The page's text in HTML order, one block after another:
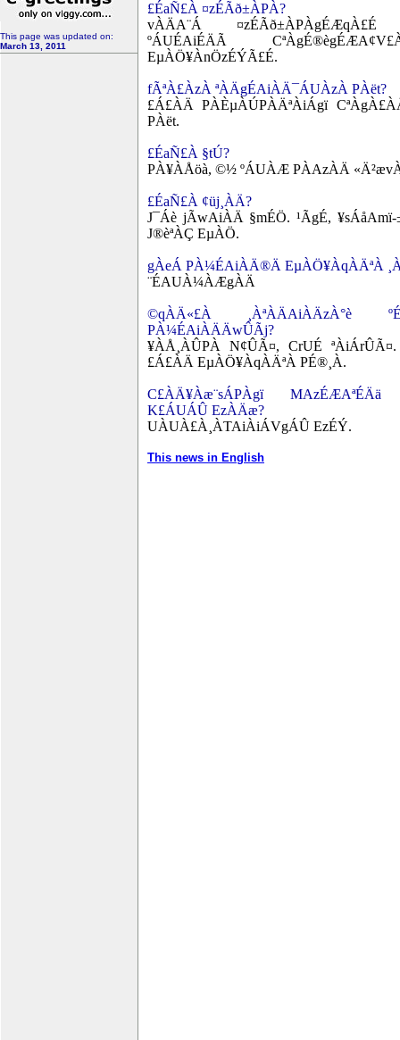
This page was updated on:
March 13, 2011
£ÉaÑ£À ¤zÉÃð±ÀPÀ?
vÀÄA¨Á ¤zÉÃð±ÀPÀgÉÆqÀ£É
ºÁUÉAiÉÄÃ
EµÀÖ¥ÀnÖzÉÝÃ£É.
fÃªÀ£ÀzÀ ªÀÄgÉAiÀÄ¯ÁUÀzÀ PÀët?
£Á£ÀÄ PÀÈµÀÚPÀÄªÀiÁgï
PÀët.
£ÉaÑ£À §tÚ?
PÀ¥ÀÅöà, ©½ ºÁUÀÆ PÀAzÀÄ
£ÉaÑ£À ¢üj¸ÀÄ?
J¯Áè jÃwAiÀÄ §mÉÖ. ¹ÃgÉ,
J®èªÀÇ EµÀÖ.
gÀeÁ PÀ¼ÉAiÀÄ®Ä EµÀÖ¥ÀqÀÄªÀ
¨ÉAUÀ¼ÀÆgÀÄ
©qÀÄ«£À ¸ÀªÀÄAiÀÄzÀ°è
PÀ¼ÉAiÀÄÄwÛÃj?
¥ÀÅ¸ÀÛPÀ N¢ÛÃ¤, CrUÉ
£Á£ÀÄ EµÀÖ¥ÀqÀÄªÀ PÉ®¸À.
C£ÀÄ¥Àæ¨sÁPÀgï MAzÉÆAªÉÄä
K£ÁUÁÛ EzÀÄæ?
UÀUÀ£À¸ÀTAiÀiÁVgÁÛ EzÉÝ.
This news in English